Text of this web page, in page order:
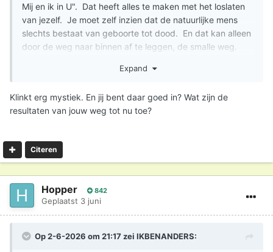
Mij en ik in U". Dat heeft alles te maken met het loslaten
van jezelf. Je moet zelf inzien dat de natuurlijke mens
slechts bestaat van geboorte tot dood. En dat kan alleen
door de weg naar binnen af te leggen, de smalle weg.
loslaten van je overtuigingen.
Expand
Klinkt erg mystiek. En jij bent daar goed in? Wat zijn de
resultaten van jouw weg tot nu toe?
Citeren
Hopper 842
Geplaatst 3 juni
Op 2-6-2026 om 21:17 zei IKBENANDERS: